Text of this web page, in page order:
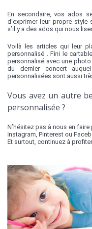
En secondaire, vos ados
d’exprimer leur propre style
s’il y a des ados qui nous
Voilà les articles qui leur
personnalisé . Fini le
personnalisé avec une
du dernier concert
personnalisées sont aussi
Vous avez un autre
personnalisée ?
N’hésitez pas à nous en
Instagram, Pinterest ou
Et surtout, continuez à